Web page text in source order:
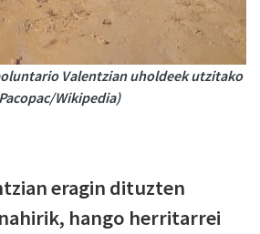
Valentzian uholdeek utzitako
Wikipedia)
eragin dituzten
hango herritarrei